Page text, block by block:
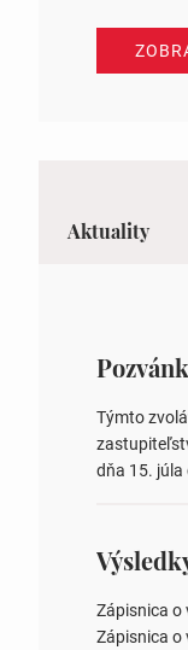
Aktuality
Týmto
dňa 15. júla
obvodov
Zápisnica o
Zápisnica o